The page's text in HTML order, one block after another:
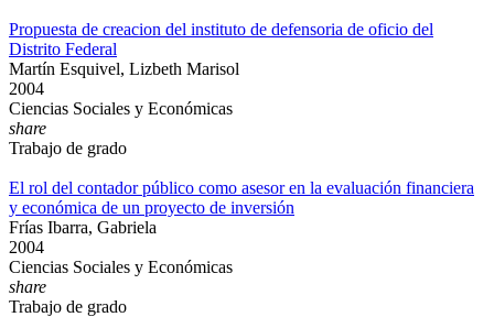
Propuesta de creacion del instituto de defensoria de oficio del
Distrito Federal
Martín Esquivel, Lizbeth Marisol
2004
Ciencias Sociales y Económicas
share
Trabajo de grado
El rol del contador público como asesor en la evaluación financiera
y económica de un proyecto de inversión
Frías Ibarra, Gabriela
2004
Ciencias Sociales y Económicas
share
Trabajo de grado